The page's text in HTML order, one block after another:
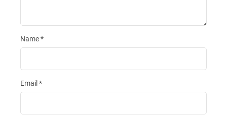
Name*
Email *